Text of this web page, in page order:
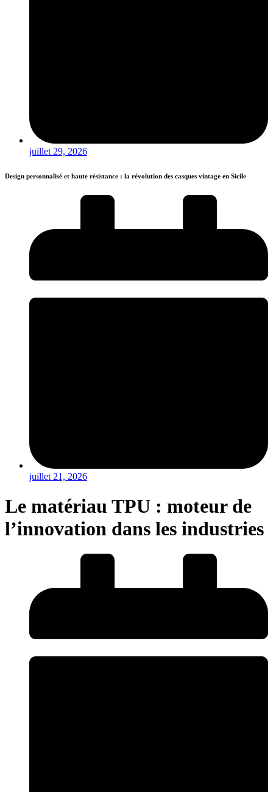
juillet 29, 2026
Design personnalisé et haute résistance : la révolution des casques vintage en Sicile
juillet 21, 2026
Le matériau TPU : moteur de
l’innovation dans les industries